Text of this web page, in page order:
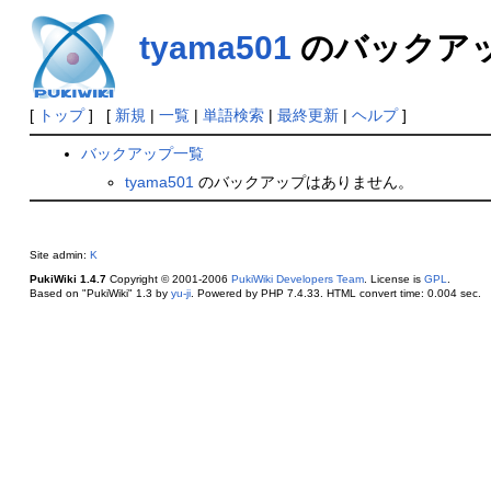
tyama501 のバックア
[ トップ] [ 新規 | 一覧| 単語検索| 最終更新| ヘルプ]
バックアップ一覧
tyama501 のバックアップはありません。
Site admin: K
PukiWiki 1.4.7Copyright © 2001-2006 PukiWiki Developers Team. License is GPL
Based on "PukiWiki" 1.3 by yu-ji. Powered by PHP 7.4.33. HTML convert time: 0.004 sec.